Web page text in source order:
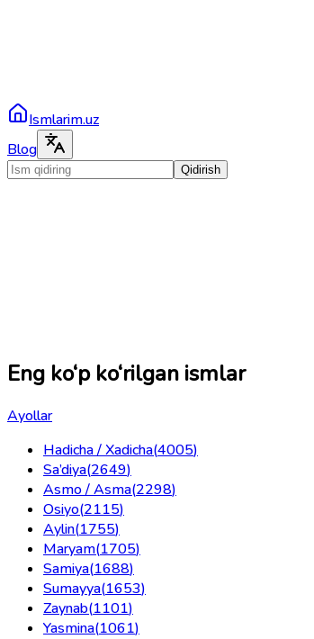
Ismlarim.uz
Blog
Qidirish
Eng ko‘p ko‘rilgan ismlar
Ayollar
Hadicha / Xadicha(4005)
Sa’diya(2649)
Asmo / Asma(2298)
Osiyo(2115)
Aylin(1755)
Maryam(1705)
Samiya(1688)
Sumayya(1653)
Zaynab(1101)
Yasmina(1061)